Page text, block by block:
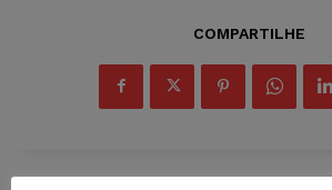
COMPARTILHE